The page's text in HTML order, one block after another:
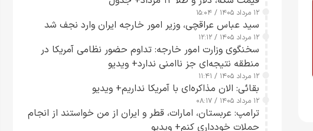
۱۲ مرداد ۱۴۰۵ / ۱۵:۰۴
سید عباس عراقچی، وزیر امور خارجه ایران وارد نجف شد
۱۲ مرداد ۱۴۰۵ / ۱۲:۱۲
سخنگوی وزارت امور خارجه: تداوم حضور نظامی آمریکا در
منطقه نتیجه‌ای جز ناامنی ندارد+ ویدیو
۱۲ مرداد ۱۴۰۵ / ۱۱:۴۱
بقائی: الان مذاکره‌ای با آمریکا نداریم+ ویدیو
۱۲ مرداد ۱۴۰۵ / ۰۸:۱۷
ترامپ: عربستان، امارات، قطر و ایران از من خواستند از انجام
حملات خودداری کنم+ ویدیو